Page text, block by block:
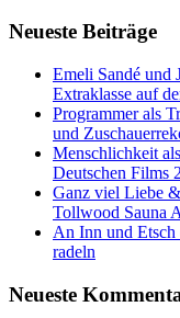
Neueste Beiträge
Emeli Sandé und
Extraklasse auf
Programmer als
und
Menschlichkeit
Deutschen Films
Ganz viel Liebe
Tollwood Sauna
An Inn und Etsch
radeln
Neueste